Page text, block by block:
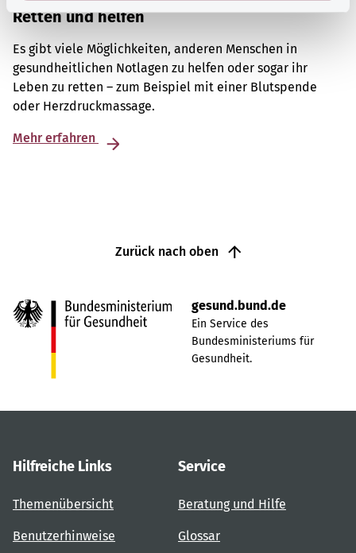
Retten und helfen
Es gibt viele Möglichkeiten, anderen Menschen in
gesundheitlichen Notlagen zu helfen oder sogar ihr
Leben zu retten – zum Beispiel mit einer Blutspende
oder Herzdruckmassage.
Mehr erfahren
Zurück nach oben
gesund.bund.de
Ein Service des
Bundesministeriums für
Gesundheit.
Hilfreiche Links
Themenübersicht
Benutzerhinweise
Service
Beratung und Hilfe
Glossar